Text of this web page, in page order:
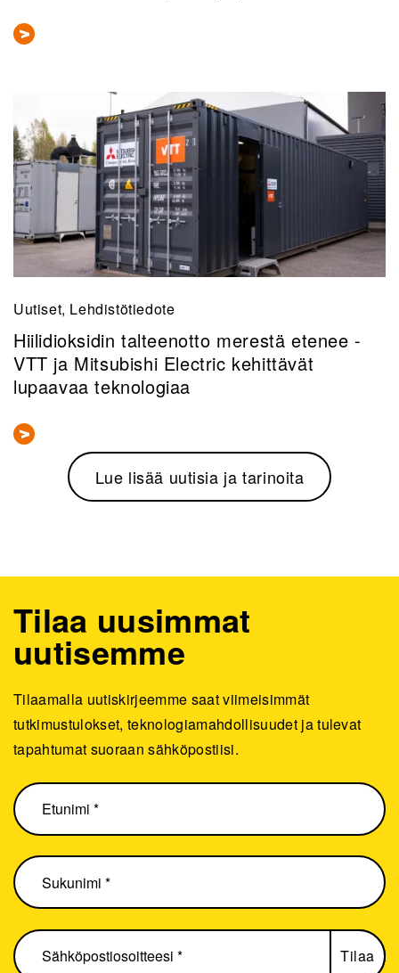
Uutiset, Lehdistötiedote
Hiilidioksidin talteenotto merestä etenee -
VTT ja Mitsubishi Electric kehittävät
lupaavaa teknologiaa
Lue lisää uutisia ja tarinoita
Tilaa uusimmat
uutisemme
Tilaamalla uutiskirjeemme saat viimeisimmät
tutkimustulokset, teknologiamahdollisuudet ja tulevat
tapahtumat suoraan sähköpostiisi.